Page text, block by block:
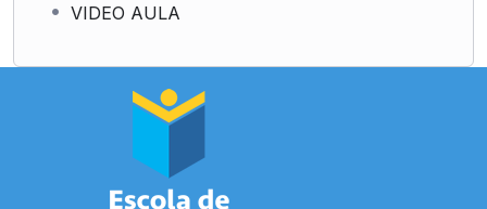
VIDEO AULA